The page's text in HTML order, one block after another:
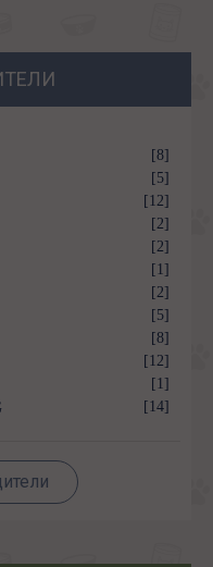
[8]
[5]
[12]
[2]
[2]
[1]
[2]
[5]
[8]
[12]
[1]
[14]